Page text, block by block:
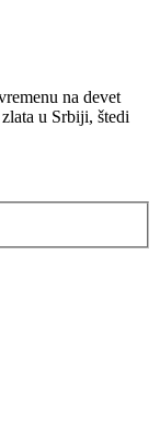
na devet
u Srbiji, štedi